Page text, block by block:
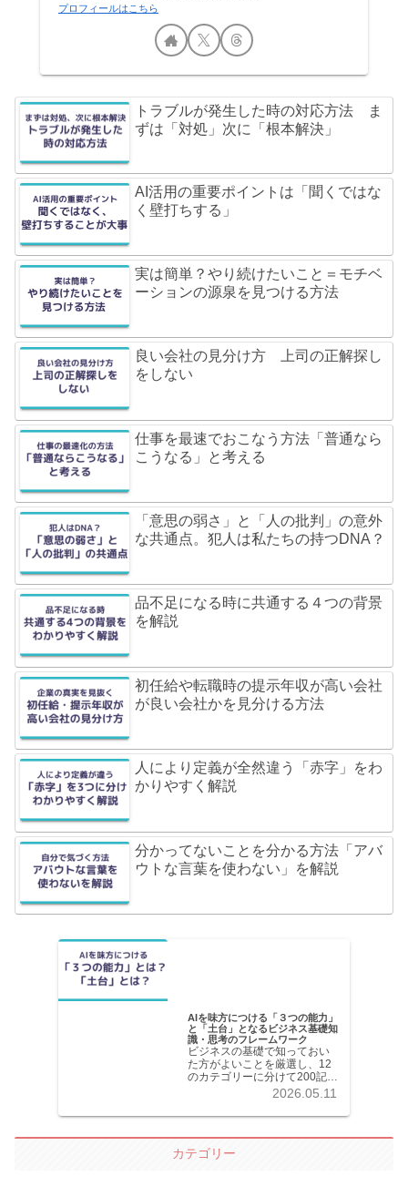
プロフィールはこちら
トラブルが発生した時の対応方法 ま
ずは「対処」次に「根本解決」
AI活用の重要ポイントは「聞くではな
く壁打ちする」
実は簡単？やり続けたいこと＝モチベ
ーションの源泉を見つける方法
良い会社の見分け方 上司の正解探し
をしない
仕事を最速でおこなう方法「普通なら
こうなる」と考える
「意思の弱さ」と「人の批判」の意外
な共通点。犯人は私たちの持つDNA？
品不足になる時に共通する４つの背景
を解説
初任給や転職時の提示年収が高い会社
が良い会社かを見分ける方法
人により定義が全然違う「赤字」をわ
かりやすく解説
分かってないことを分かる方法「アバ
ウトな言葉を使わない」を解説
AIを味方につける「３つの能力」
と「土台」となるビジネス基礎知
識・思考のフレームワーク
ビジネスの基礎で知っておい
た方がよいことを厳選し、12
のカテゴリーに分けて200記事
以上を掲載しています。各記
ます。
2026.05.11
カテゴリー